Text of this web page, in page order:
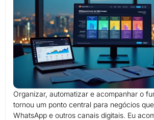
Organizar, automatizar e acompanhar o
tornou um ponto central para negócios
WhatsApp e outros canais digitais. Eu